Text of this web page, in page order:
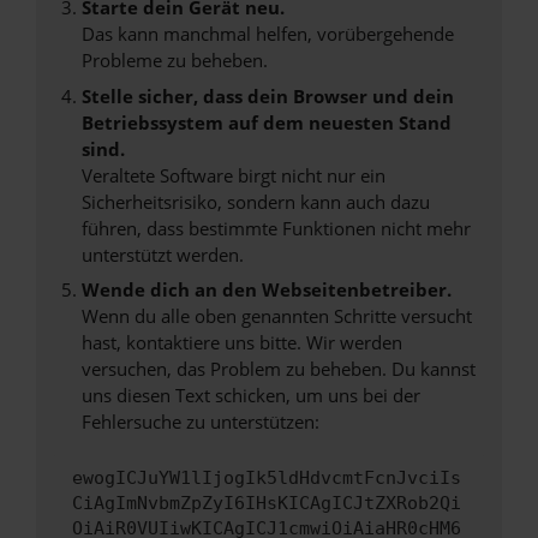
Starte dein Gerät neu.
Das kann manchmal helfen, vorübergehende
Probleme zu beheben.
Stelle sicher, dass dein Browser und dein
Betriebssystem auf dem neuesten Stand
sind.
Veraltete Software birgt nicht nur ein
Sicherheitsrisiko, sondern kann auch dazu
führen, dass bestimmte Funktionen nicht mehr
unterstützt werden.
Wende dich an den Webseitenbetreiber.
Wenn du alle oben genannten Schritte versucht
hast, kontaktiere uns bitte. Wir werden
versuchen, das Problem zu beheben. Du kannst
uns diesen Text schicken, um uns bei der
Fehlersuche zu unterstützen:
ewogICJuYW1lIjogIk5ldHdvcmtFcnJvciIs
CiAgImNvbmZpZyI6IHsKICAgICJtZXRob2Qi
OiAiR0VUIiwKICAgICJ1cmwiOiAiaHR0cHM6